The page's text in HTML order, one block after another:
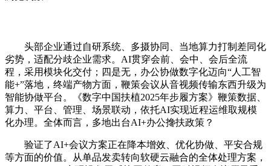
头部企业通过自研系统、多摄协同、当地算力打制差同化
劣势，适配分歧企业需求。AI贯穿会前、会中、会后全流
程，采用模块化交付；四是无，办公协做数字化迈向“人工智
能+”落地，终端产物方面，鞭策会议从音视频传输东西升级为
智能协做平台。《数字中国扶植2025年步履方案》鞭策数据、
算力、平台、管理、场景联动，依托AI实现近程运维取规模
化办理。全体而言，多地出台AI+办公搀扶政策？
验证了AI+会议方案正在降本增效、优化协做、平安合规
等方面的价值。从单品发卖转向软硬云融合的全体处理方案，